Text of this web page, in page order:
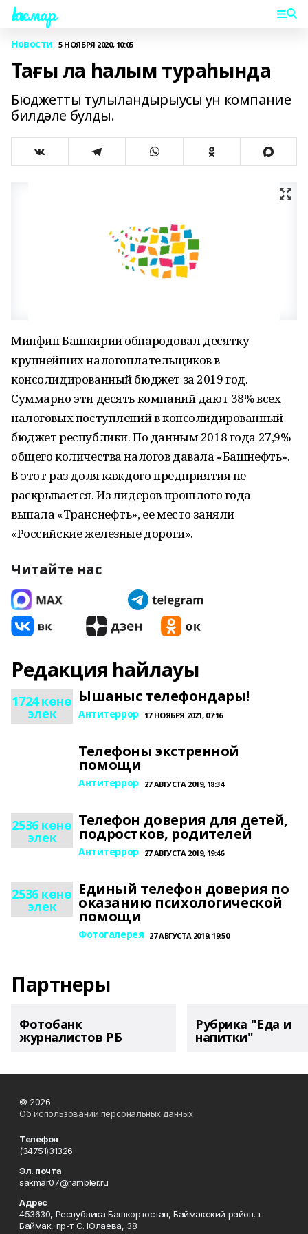
Һаҡмар
Новости 5 НОЯБРЯ 2020, 10:05
Тағы ла һалым тураһында
Бюджетты тулыландырыусы ун компание
билдәле булды.
Минфин Башкирии обнародовал десятку
крупнейших налогоплательщиков в
консолидированный бюджет за 2019 год.
Суммарно эти десять компаний дают 38% всех
налоговых поступлений в консолидированный
бюджет республики. По данным 2018 года 27,9%
общего количества налогов давала «Башнефть».
В этот раз доля каждого предприятия не
раскрывается. Из лидеров прошлого года
выпала «Транснефть», ее место заняли
«Российские железные дороги».
Читайте нас
Редакция һайлауы
1724 көнө
элек
Ышаныс телефондары!
Антитеррор 17 НОЯБРЯ 2021, 07:16
Телефоны экстренной
помощи
Антитеррор 27 АВГУСТА 2019, 18:34
2536 көнө
элек
Телефон доверия для детей,
подростков, родителей
Антитеррор 27 АВГУСТА 2019, 19:46
2536 көнө
элек
Единый телефон доверия по
оказанию психологической
помощи
Фотогалерея 27 АВГУСТА 2019, 19:50
Партнеры
Фотобанк
журналистов РБ
Рубрика "Еда и
напитки"
© 2026
Об использовании персональных данных
Телефон
(34751)31326
Эл. почта
sakmar07@rambler.ru
Адрес
453630, Республика Башкортостан, Баймакский район, г.
Баймак, пр-т С. Юлаева, 38